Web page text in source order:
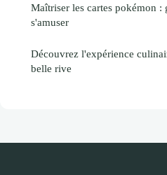
Maîtriser les cartes pokémon
s'amuser
Découvrez l'expérience
belle rive